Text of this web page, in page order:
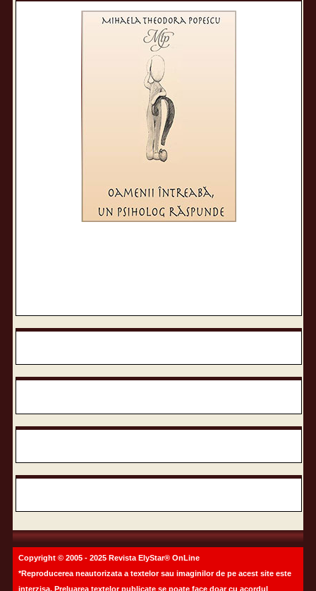
Copyright © 2005 - 2025 Revista ElyStar® OnLine
*Reproducerea neautorizata a textelor sau imaginilor de pe acest site este
interzisa. Preluarea textelor publicate se poate face doar cu acordul